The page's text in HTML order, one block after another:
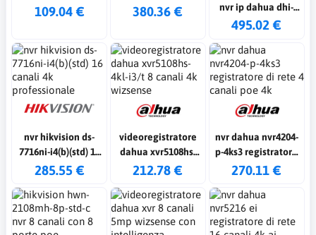
dahua 4 canali
109.04 €
dahua 4 canali
380.36 €
nvr ip dahua dhi-
nvr5232-ei2
ai 8k
495.02 €
nvr hikvision ds-
7716ni-i4(b)(std) 16
canali 4k
285.55 €
videoregistratore
dahua xvr5108hs-
4kl-i3/t 8 canali 4k
212.78 €
nvr dahua nvr4204-
p-4ks3 registratore
di rete 4 canali poe
270.11 €